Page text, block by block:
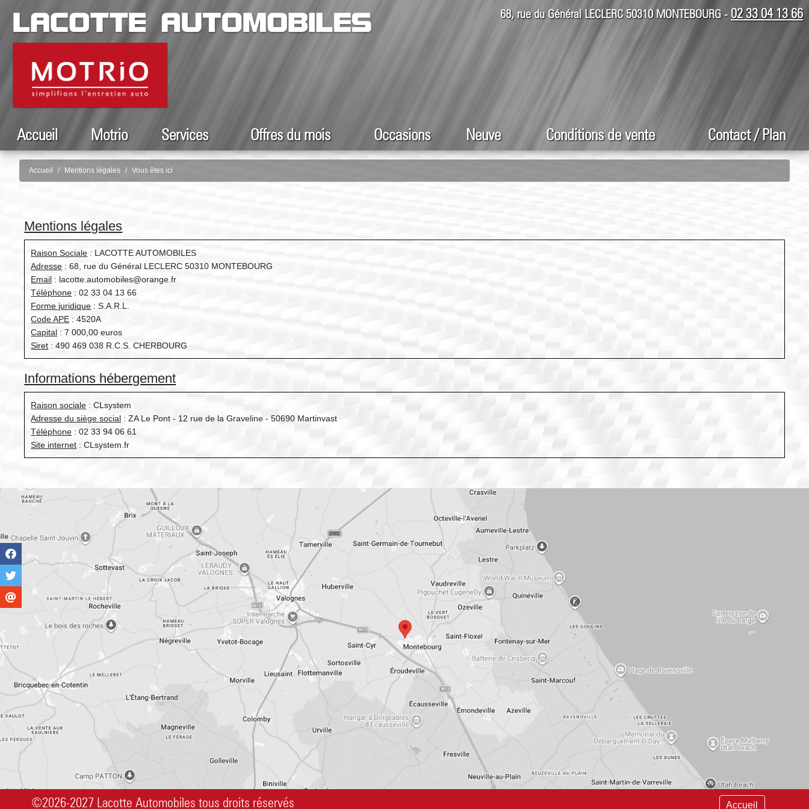
Accueil Motrio Services Offres du mois Occasions Neuve Conditions de vente Contact / Plan
68, rue du Général LECLERC 50310 MONTEBOURG - 02 33 04 13 66
Accueil Mentions légales Vous êtes ici
Mentions légales
Raison Sociale : LACOTTE AUTOMOBILES
Adresse : 68, rue du Général LECLERC 50310 MONTEBOURG
Email : lacotte.automobiles@orange.fr
Téléphone : 02 33 04 13 66
Forme juridique : S.A.R.L.
Code APE : 4520A
Capital : 7 000,00 euros
Siret : 490 469 038 R.C.S. CHERBOURG
Informations hébergement
Raison sociale : CLsystem
Adresse du siège social : ZA Le Pont - 12 rue de la Graveline - 50690 Martinvast
Téléphone : 02 33 94 06 61
Site internet : CLsystem.fr
©2026-2027 Lacotte Automobiles tous droits réservés Accueil